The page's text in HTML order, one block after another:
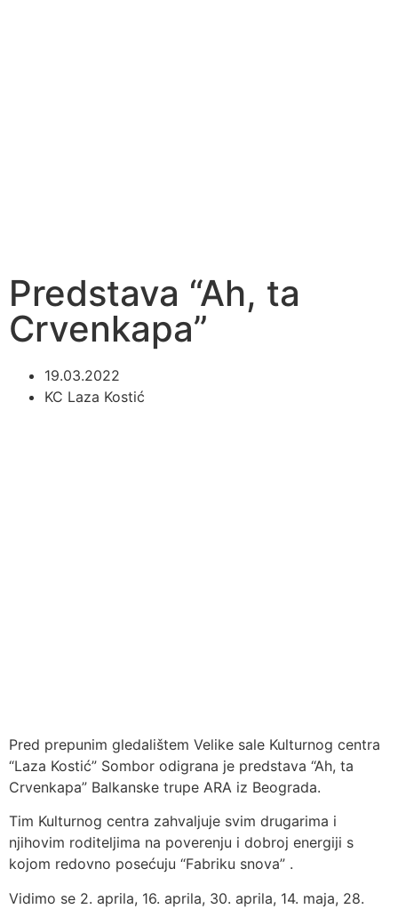
Predstava “Ah, ta
Crvenkapa”
19.03.2022
KC Laza Kostić
Pred prepunim gledalištem Velike sale Kulturnog centra
“Laza Kostić” Sombor odigrana je predstava “Ah, ta
Crvenkapa” Balkanske trupe ARA iz Beograda.
Tim Kulturnog centra zahvaljuje svim drugarima i
njihovim roditeljima na poverenju i dobroj energiji s
kojom redovno posećuju “Fabriku snova” .
Vidimo se 2. aprila, 16. aprila, 30. aprila, 14. maja, 28.